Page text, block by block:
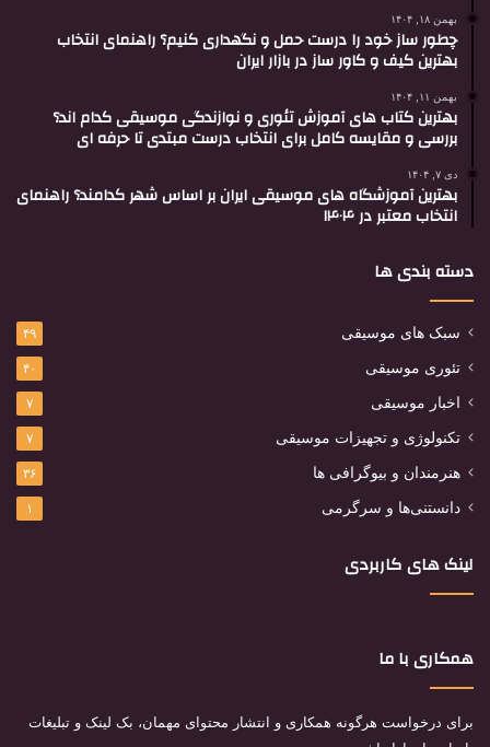
بهمن ۱۸, ۱۴۰۴
چطور ساز خود را درست حمل و نگهداری کنیم؟ راهنمای انتخاب
بهترین کیف و کاور ساز در بازار ایران
بهمن ۱۱, ۱۴۰۴
بهترین کتاب های آموزش تئوری و نوازندگی موسیقی کدام اند؟
بررسی و مقایسه کامل برای انتخاب درست مبتدی تا حرفه ای
دی ۷, ۱۴۰۴
بهترین آموزشگاه های موسیقی ایران بر اساس شهر کدامند؟ راهنمای
انتخاب معتبر در ۱۴۰۴
دسته بندی ها
سبک های موسیقی ۴۹
تئوری موسیقی ۴۰
اخبار موسیقی ۷
تکنولوژی و تجهیزات موسیقی ۷
هنرمندان و بیوگرافی ها ۳۶
دانستنی‌ها و سرگرمی ۱
لینک های کاربردی
همکاری با ما
برای درخواست هرگونه همکاری و انتشار محتوای مهمان، بک لینک و تبلیغات